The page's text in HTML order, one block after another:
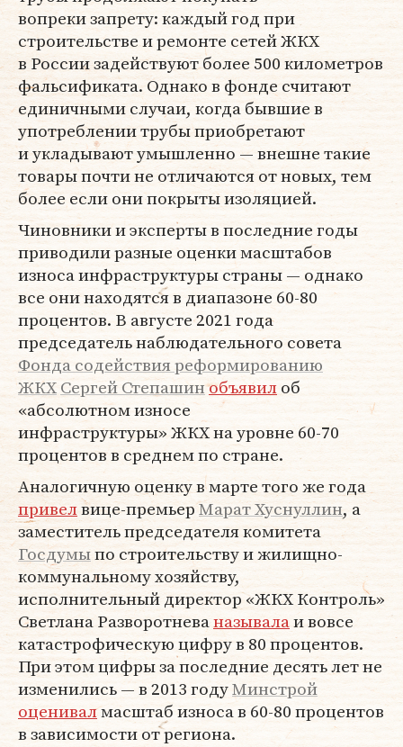
вопреки запрету: каждый год при
строительстве и ремонте сетей ЖКХ
в России задействуют более 500 километров
фальсификата. Однако в фонде считают
единичными случаи, когда бывшие в
употреблении трубы приобретают
и укладывают умышленно — внешне такие
товары почти не отличаются от новых, тем
более если они покрыты изоляцией.
Чиновники и эксперты в последние годы
приводили разные оценки масштабов
износа инфраструктуры страны — однако
все они находятся в диапазоне 60-80
процентов. В августе 2021 года
председатель наблюдательного совета
Фонда содействия реформированию
ЖКХСергей Степашинобъявилоб
«абсолютном износе
инфраструктуры» ЖКХ на уровне 60-70
процентов в среднем по стране.
Аналогичную оценку в марте того же года
привелвице-премьерМарат Хуснуллин, а
заместитель председателя комитета
Госдумыпо строительству и жилищно-
коммунальному хозяйству,
исполнительный директор «ЖКХ Контроль»
Светлана Разворотневаназывалаи вовсе
катастрофическую цифру в 80 процентов.
При этом цифры за последние десять лет не
изменились — в 2013 годуМинстрой
оценивалмасштаб износа в 60-80 процентов
в зависимости от региона.